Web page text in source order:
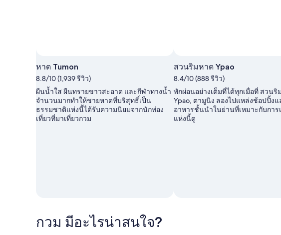
สาธารณะ
Photo
courtesy
of
หาด Tumon
8.8/10 (1,939 รีวิว)
ผืนน้ำใส ผืนทรายขาวสะอาด และกีฬาทางน้ำ
จำนวนมากทำให้ชายหาดที่บริสุทธิ์เป็น
ธรรมชาติแห่งนี้ได้รับความนิยมจากนักท่อง
เที่ยวที่มาเที่ยวกวม
สวนริมหาด Ypao
8.4/10 (888 รีวิว)
พักผ่อนอย่างเต็มที่ได้ทุกเมื่อที่ สวนริ
Ypao, ตามูนิง ลองไปแหล่งช้อปปิ้ง
อาหารชั้นนำในย่านที่เหมาะกับการ
แห่งนี้ดู
กวม มีอะไรน่าสนใจ?